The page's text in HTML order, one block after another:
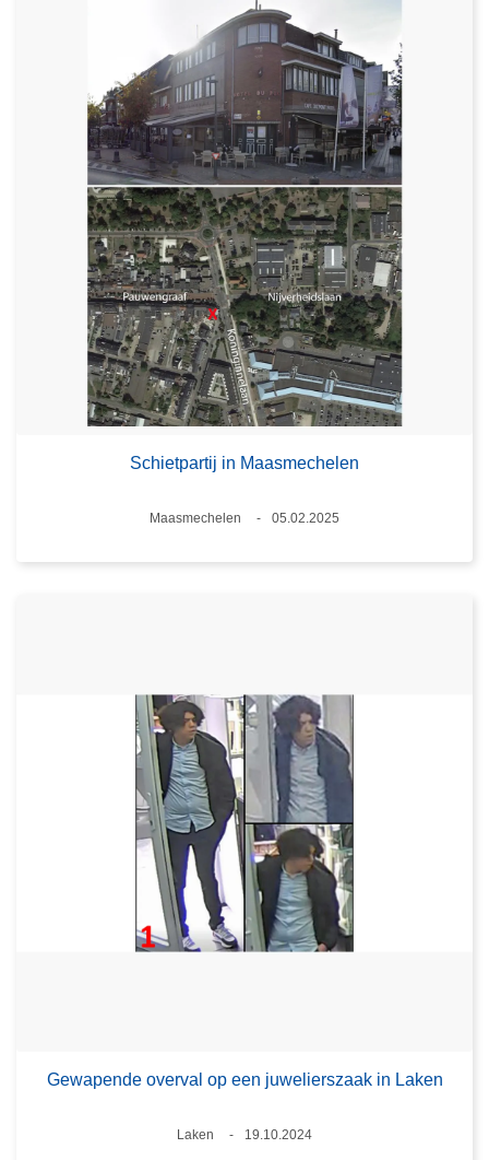
Schietpartij in Maasmechelen
Plaats
Maasmechelen
05.02.2025
Gewapende overval op een juwelierszaak in Laken
Plaats
Laken
19.10.2024